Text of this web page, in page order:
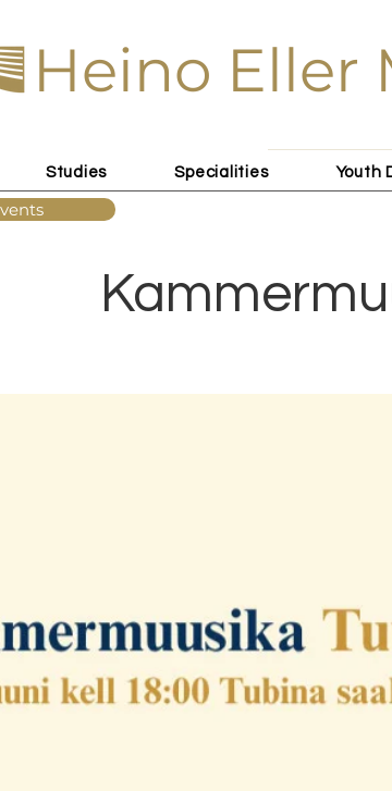
Heino Eller
Studies Specialities Youth